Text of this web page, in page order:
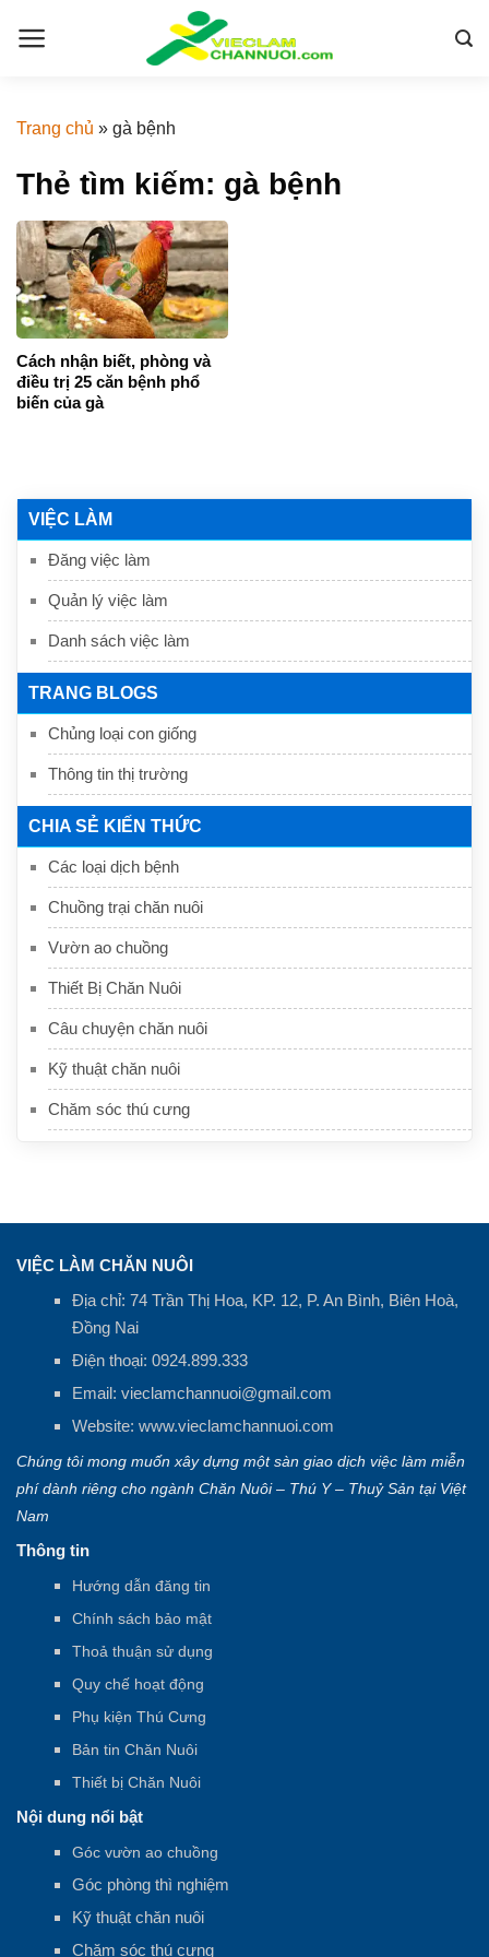
Trang chủ » gà bệnh
VIỆC LÀM
Đăng việc làm
Quản lý việc làm
Danh sách việc làm
TRANG BLOGS
Chủng loại con giống
Thông tin thị trường
CHIA SẺ KIẾN THỨC
Các loại dịch bệnh
Chuồng trại chăn nuôi
Vườn ao chuồng
Thiết Bị Chăn Nuôi
Câu chuyện chăn nuôi
Kỹ thuật chăn nuôi
Chăm sóc thú cưng
Thẻ tìm kiếm: gà bệnh
Cách nhận biết, phòng và
điều trị 25 căn bệnh phổ
biến của gà
VIỆC LÀM CHĂN NUÔI
Địa chỉ: 74 Trần Thị Hoa, KP. 12, P. An Bình, Biên Hoà,
Đồng Nai
Điện thoại: 0924.899.333
Email: vieclamchannuoi@gmail.com
Website: www.vieclamchannuoi.com
Chúng tôi mong muốn xây dựng một sàn giao dịch việc làm miễn
phí dành riêng cho ngành Chăn Nuôi – Thú Y – Thuỷ Sản tại Việt
Nam
Thông tin
Hướng dẫn đăng tin
Chính sách bảo mật
Thoả thuận sử dụng
Quy chế hoạt động
Phụ kiện Thú Cưng
Bản tin Chăn Nuôi
Thiết bị Chăn Nuôi
Nội dung nổi bật
Góc vườn ao chuồng
Góc phòng thì nghiệm
Kỹ thuật chăn nuôi
Chăm sóc thú cưng